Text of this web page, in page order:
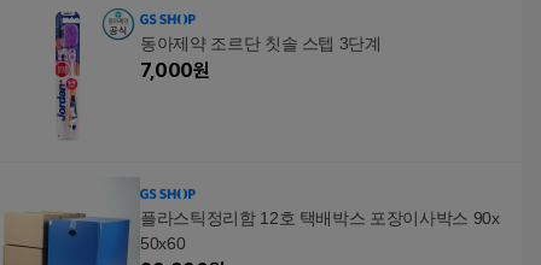
동아제약 조르단 칫솔 스텝 3단계
7,000원
플라스틱정리함 12호 택배박스 포장이사박스 90x
50x60